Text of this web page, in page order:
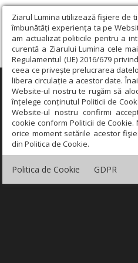
Ziarul Lumina utilizează fişiere de
îmbunătăți experiența ta pe
am actualizat politicile pentru a
curentă a Ziarului Lumina cele
Regulamentul (UE) 2016/679
ceea ce privește prelucrarea
libera circulație a acestor date.
Website-ul nostru te rugăm să
înțelege conținutul Politicii de
Website-ul nostru confirmi
cookie conform Politicii de
orice moment setările acestor
din Politica de Cookie.
Politica de Cookie GDPR